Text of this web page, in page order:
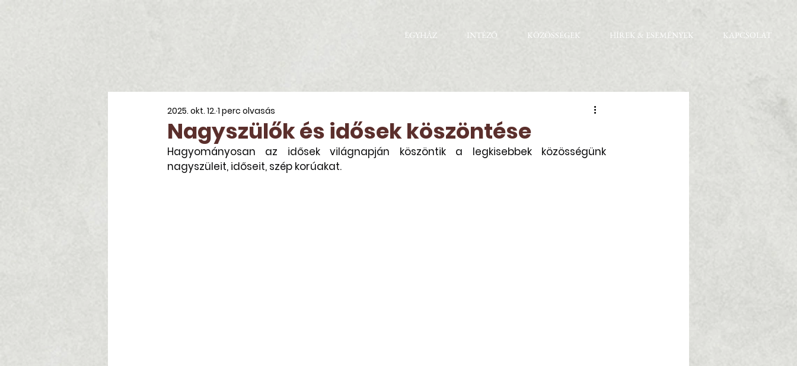
EGYHÁZ INTÉZŐ KÖZÖSSÉGEK HÍREK & ESEMÉNYEK KAPCSOLAT
Nagyszülők és idősek köszöntése
2025. okt. 12. 1 perc olvasás
Hagyományosan az idősek világnapján köszöntik a legkisebbek közösségünk
nagyszüleit, időseit, szép korúakat.